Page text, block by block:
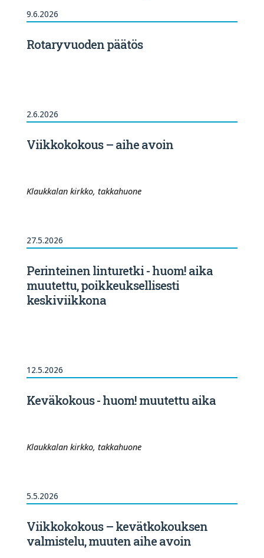
9.6.2026
Rotaryvuoden päätös
2.6.2026
Viikkokokous – aihe avoin
Klaukkalan kirkko, takkahuone
27.5.2026
Perinteinen linturetki - huom! aika
muutettu, poikkeuksellisesti
keskiviikkona
12.5.2026
Keväkokous - huom! muutettu aika
Klaukkalan kirkko, takkahuone
5.5.2026
Viikkokokous – kevätkokouksen
valmistelu, muuten aihe avoin